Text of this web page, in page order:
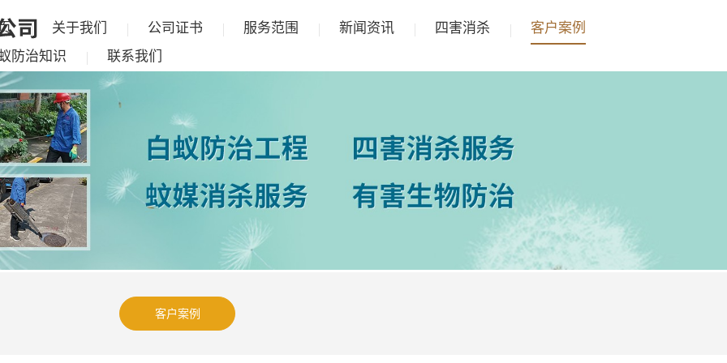
关于我们 公司证书 服务范围 新闻资讯 四害消杀
客户案例
防治知识
联系我们
客户案例